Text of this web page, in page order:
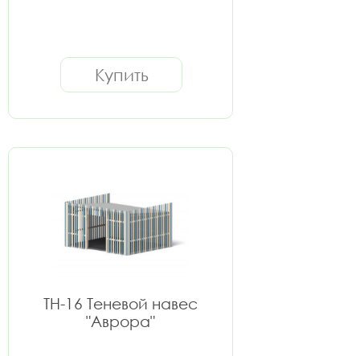
Купить
ТН-16 Теневой навес
"Аврора"